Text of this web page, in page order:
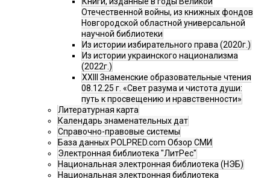
Отечественной войны, из книжных фондов
Новгородской областной универсальной
научной библиотеки
Из истории избирательного права (2020г.)
Из истории украинского национализма
(2022г.)
XXIII Знаменские образовательные чтения
08.12.25 г. «Свет разума и чистота души:
путь к просвещению и нравственности»
Литературная карта
Календарь знаменательных дат
Справочно-правовые системы
База данных POLPRED.com Обзор СМИ
Электронная библиотека "ЛитРес"
Национальная электронная библиотека (НЭБ)
Национальная электронная библиотека